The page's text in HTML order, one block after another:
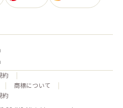
約
商標について
約